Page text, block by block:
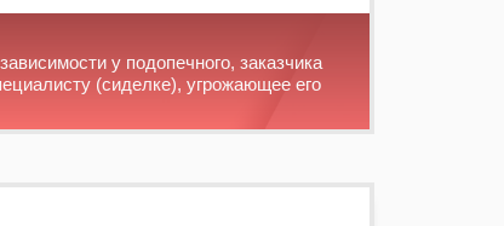
у подопечного, заказчика
(сиделке), угрожающее его